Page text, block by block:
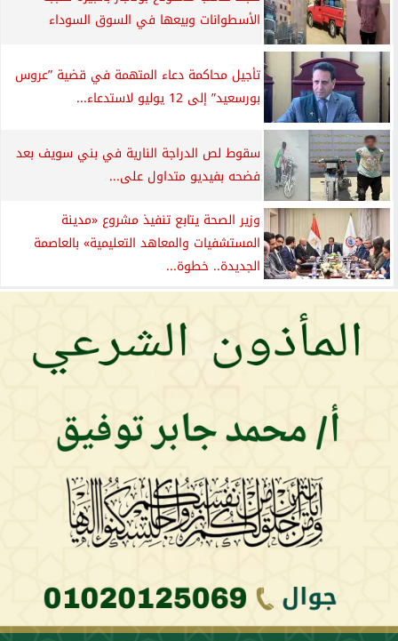
الأسطوانات وبيعها في السوق السوداء
تأجيل محاكمة دعاء المتهمة في قضية ”عروس
بورسعيد” إلى 12 يوليو لاستدعاء...
سقوط لص الدراجة النارية في بني سويف بعد
فضحه بفيديو متداول على...
وزير الصحة يتابع تنفيذ مشروع «مدينة
المستشفيات والمعاهد التعليمية» بالعاصمة
الجديدة.. خطوة...